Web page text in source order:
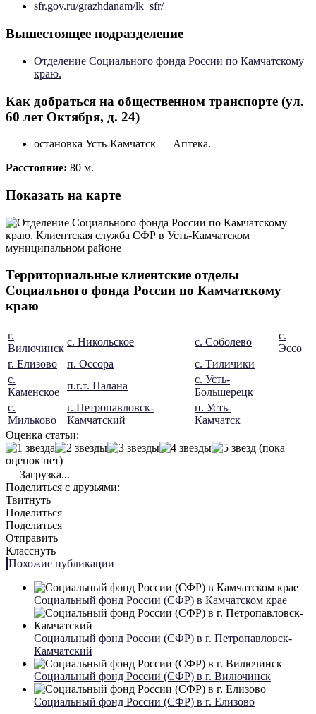
sfr.gov.ru/grazhdanam/lk_sfr/
Вышестоящее подразделение
Отделение Социального фонда России по Камчатскому
краю.
Как добраться на общественном транспорте (ул.
60 лет Октября, д. 24)
остановка Усть-Камчатск — Аптека.
Расстояние: 80 м.
Показать на карте
Территориальные клиентские отделы
Социального фонда России по Камчатскому
краю
г.
Вилючинск
с. Никольское с. Соболево
с.
Эссо
г. Елизово
п. Оссора
с. Тиличики
с.
Каменское
п.г.т. Палана
с. Усть-
Большерецк
с.
Мильково
г. Петропавловск-
Камчатский
п. Усть-
Камчатск
Оценка статьи:
(пока
оценок нет)
Загрузка...
Поделиться с друзьями:
Твитнуть
Поделиться
Поделиться
Отправить
Класснуть
Похожие публикации
Социальный фонд России (СФР) в Камчатском крае
Социальный фонд России (СФР) в г. Петропавловск-
Камчатский
Социальный фонд России (СФР) в г. Вилючинск
Социальный фонд России (СФР) в г. Елизово